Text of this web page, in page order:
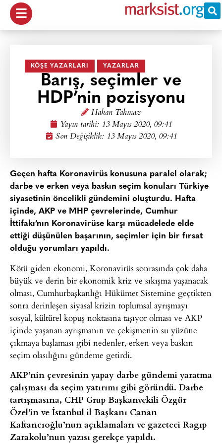
KÖŞE YAZARLARI YAZARLAR
Barış, seçimler ve
HDP’nin pozisyonu
Hakan Tahmaz
Yayın tarihi: 13 Mayıs 2020, 09:41
Son Değişiklik: 13 Mayıs 2020, 09:41
Geçen hafta Koronavirüs konusuna paralel olarak;
darbe ve erken veya baskın seçim konuları Türkiye
siyasetinin öncelikli gündemini oluşturdu. Hafta
içinde, AKP ve MHP çevrelerinde, Cumhur
İttifakı’nın Koronavirüse karşı mücadelede elde
ettiği düşünülen başarının, seçimler için bir fırsat
olduğu yorumları yapıldı.
Kötü giden ekonomi, Koronavirüs sonrasında çok daha
büyük ve derin bir ekonomik kriz ve sıkışma yaşanacak
olması, Cumhurbaşkanlığı Hükümet Sistemine geçtikten
sonra derinleşen siyasal krizin toplumsal ayrışmayı
sosyal, kültürel kopuş noktasına taşıyor olması ve AKP
içinde yaşanan ayrışmanın ve çekişmenin su yüzüne
çıkmaya başlaması gibi nedenler, erken veya baskın
seçim olasılığını gündeme getirdi.
AKP’nin çevresinin yapay darbe gündemi yaratma
çalışması da seçim yatırımı gibi göründü. Darbe
tartışmasına, CHP Grup Başkanvekili Özgür
Özel’in ve İstanbul il Başkanı Canan
Kaftancıoğlu’nun açıklamaları ve gazeteci Ragıp
Zarakolu’nun yazısı gerekçe yapıldı.